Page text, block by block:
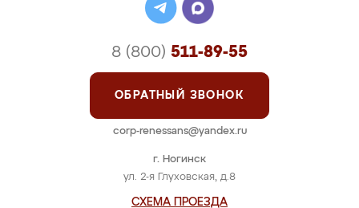
г. Ногинск
ул. 2-я Глуховская, д.8
СХЕМА ПРОЕЗДА
8 (800) 511-89-55
ОБРАТНЫЙ ЗВОНОК
corp-renessans@yandex.ru